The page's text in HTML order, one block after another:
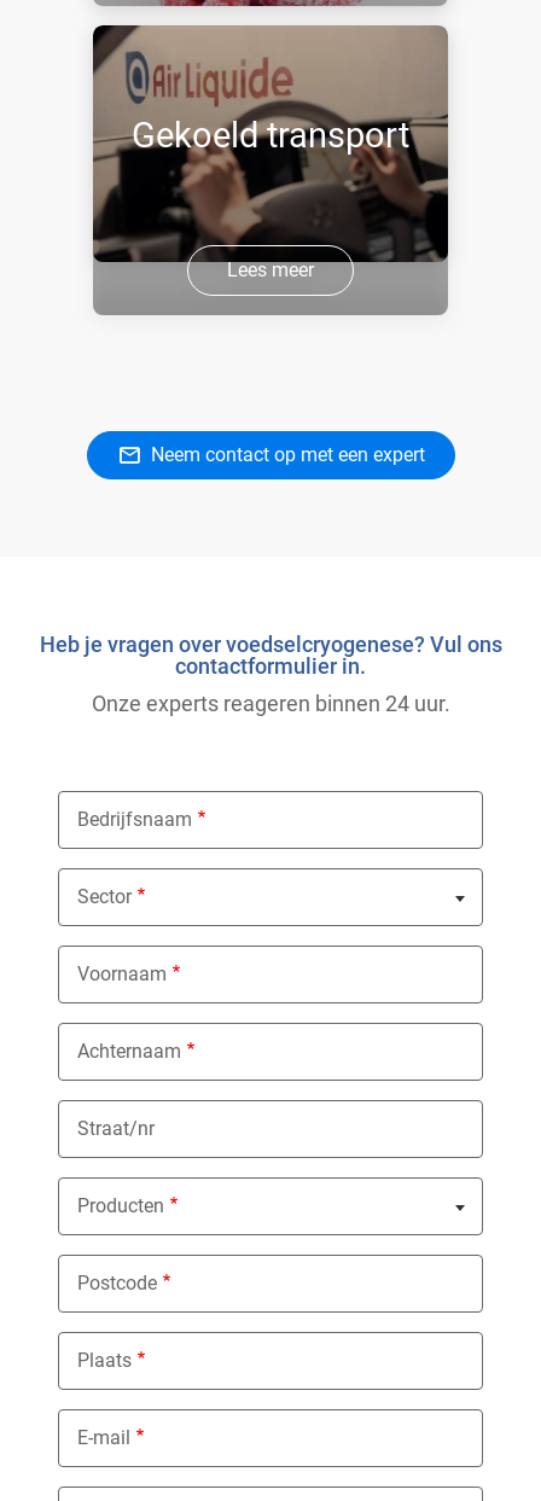
Gekoeld transport
Lees meer
Neem contact op met een expert
Heb je vragen over voedselcryogenese? Vul ons
contactformulier in.
Onze experts reageren binnen 24 uur.
Bedrijfsnaam
Sector
Nothing selected
Voornaam
Achternaam
Straat/nr
Producten
Nothing selected
Postcode
Plaats
E-mail